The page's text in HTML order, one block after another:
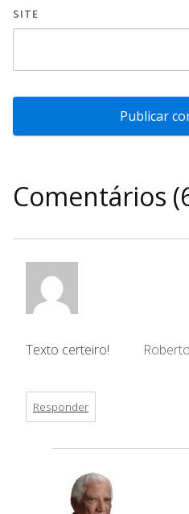
SITE
Comentários
Texto certeiro!
Responder